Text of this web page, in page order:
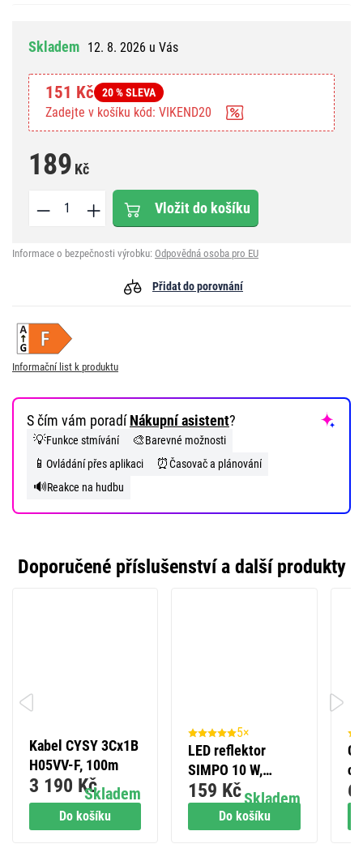
Skladem 12. 8. 2026 u Vás
151 Kč 20 % SLEVA
Zadejte v košíku kód: VIKEND20
189 Kč
Vložit do košíku
Informace o bezpečnosti výrobku: Odpovědná osoba pro EU
Přidat do porovnání
Informační list k produktu
S čím vám poradíNákupní asistent?
💡Funkce stmívání 🎨Barevné možnosti
📱 Ovládání přes aplikaci ⏰Časovač a plánování
🔊Reakce na hudbu
Doporučené příslušenství a další produkty
Do košíku
Kabel CYSY 3Cx1B
H05VV-F, 100m
Skladem
3 190 Kč
Do košíku
5×
LED reflektor
SIMPO 10 W,
černý, neutrální
bílá
Skladem
159 Kč